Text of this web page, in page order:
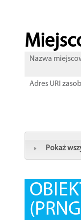
Nazwa
Adres URI
Pokaż